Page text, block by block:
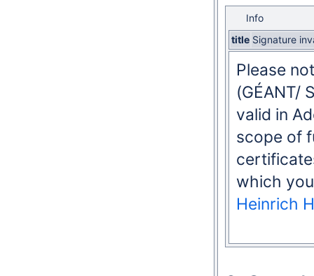
Info
title Signature
Please
(GÉANT/
valid in
scope of
which
Heinrich